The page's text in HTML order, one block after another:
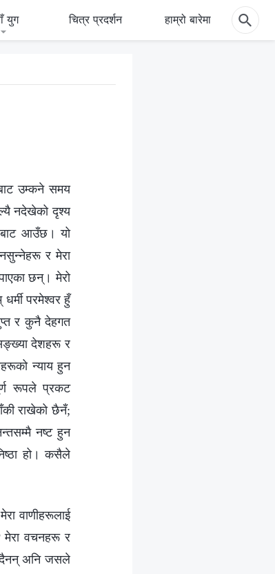
युग चित्र प्रदर्शन हाम्रो बारेमा
उम्कने समय
नदेखेको दृश्य
आउँछ। यो
र मेरा
छन्। मेरो
परमेश्‍वर हुँ
र कुनै देहगत
देशहरू र
न्याय हुन
रूपले प्रकट
राखेको छैनँ;
नष्ट हुन
हो। कसैले
वाणीहरूलाई
मेरा वचनहरू र
अनि जसले